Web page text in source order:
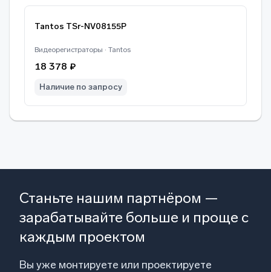
Tantos TSr-NV08155P
Видеорегистраторы · Tantos
18 378 ₽
Наличие по запросу
Станьте нашим партнёром —
зарабатывайте больше и проще с
каждым проектом
Вы уже монтируете или проектируете